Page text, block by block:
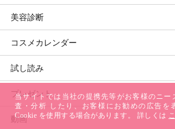
メンバーランキング
プチプラコスメグランプリ
ブライトニング・UVグランプリ
プリュスベスコス
ライフスタイルまとめ
ライフスタイル診断
マキアエディターズのオッス！推しコス
小林ひろ美のキレイはかけ算
小田ユイコのマニアックビューティREPORT
野毛まゆりの実況野毛Channel
星谷菜々の美に効くスイーツ
占いトップ
Keikoの月星座占い
三島キアリーの12星座別 恋愛運&美容運
動物キャラナビ占い
ムーン・リーの運を呼び寄せる香り
美容診断
美容診断トップ
パーソナルカラー診断
顔タイプ髪型診断
コスメカレンダー
コスメカレンダートップ
検索
試し読み
プレゼント
動画
当サイトでは当社の提携先等がお客様のニー
査・分析 したり、お客様にお勧めの広告を
Cookie を使用する場合があります。 詳しくは